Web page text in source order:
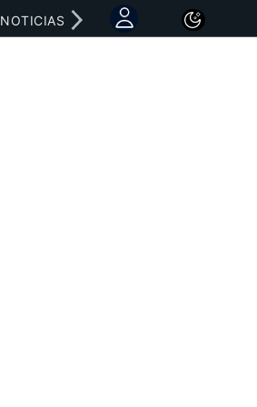
NOTICIAS